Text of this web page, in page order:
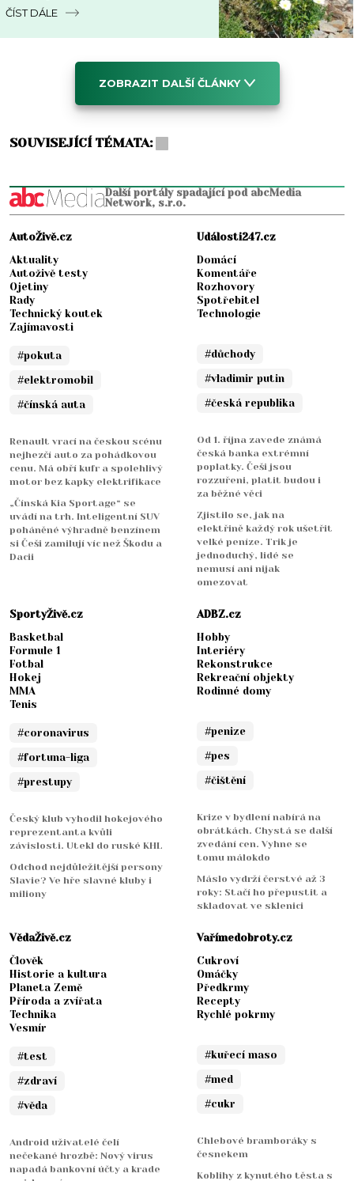
ČÍST DÁLE
ZOBRAZIT DALŠÍ ČLÁNKY
SOUVISEJÍCÍ TÉMATA:
Další portály spadající pod abcMedia
Network, s.r.o.
AutoŽivě.cz
Aktuality
Autoživě testy
Ojetiny
Rady
Technický koutek
Zajímavosti
#pokuta
#elektromobil
#čínská auta
Renault vrací na českou scénu
nejhezčí auto za pohádkovou
cenu. Má obří kufr a spolehlivý
motor bez kapky elektrifikace
„Čínská Kia Sportage“ se
uvádí na trh. Inteligentní SUV
poháněné výhradně benzínem
si Češi zamilují víc než Škodu a
Dacii
Události247.cz
Domácí
Komentáře
Rozhovory
Spotřebitel
Technologie
#důchody
#vladimir putin
#česká republika
Od 1. října zavede známá
česká banka extrémní
poplatky. Češi jsou
rozzuřeni, platit budou i
za běžné věci
Zjistilo se, jak na
elektřině každý rok ušetřit
velké peníze. Trik je
jednoduchý, lidé se
nemusí ani nijak
omezovat
SportyŽivě.cz
Basketbal
Formule 1
Fotbal
Hokej
MMA
Tenis
#coronavirus
#fortuna-liga
#prestupy
Český klub vyhodil hokejového
reprezentanta kvůli
závislosti. Utekl do ruské KHL
Odchod nejdůležitější persony
Slavie? Ve hře slavné kluby i
miliony
ADBZ.cz
Hobby
Interiéry
Rekonstrukce
Rekreační objekty
Rodinné domy
#penize
#pes
#čištění
Krize v bydlení nabírá na
obrátkách. Chystá se další
zvedání cen. Vyhne se
tomu málokdo
Máslo vydrží čerstvé až 3
roky: Stačí ho přepustit a
skladovat ve sklenici
VědaŽivě.cz
Člověk
Historie a kultura
Planeta Země
Příroda a zvířata
Technika
Vesmír
#test
#zdraví
#věda
Android uživatelé čelí
nečekané hrozbě: Nový virus
napadá bankovní účty a krade
Vařímedobroty.cz
Cukroví
Omáčky
Předkrmy
Recepty
Rychlé pokrmy
#kuřecí maso
#med
#cukr
Chlebové bramboráky s
česnekem
Koblihy z kynutého těsta s